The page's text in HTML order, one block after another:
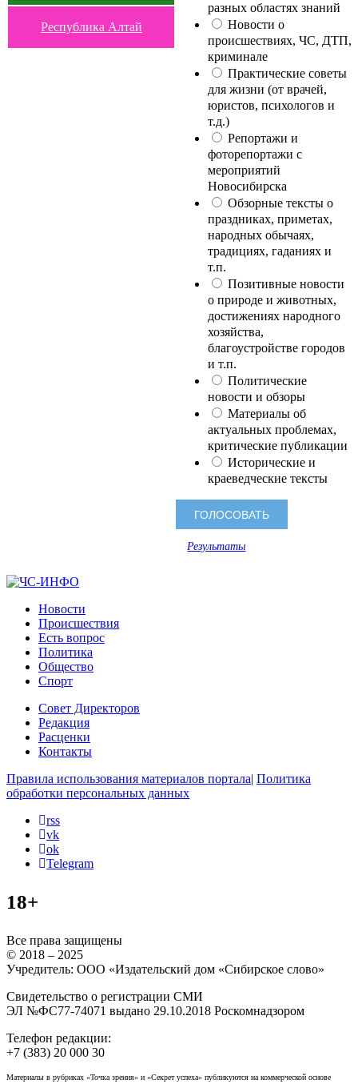
Республика Алтай
разных областях знаний
Новости о
происшествиях, ЧС, ДТП,
криминале
Практические советы
для жизни (от врачей,
юристов, психологов и
т.д.)
Репортажи и
фоторепортажи с
мероприятий
Новосибирска
Обзорные тексты о
праздниках, приметах,
народных обычаях,
традициях, гаданиях и
т.п.
Позитивные новости
о природе и животных,
достижениях народного
хозяйства,
благоустройстве городов
и т.п.
Политические
новости и обзоры
Материалы об
актуальных проблемах,
критические публикации
Исторические и
краеведческие тексты
Результаты
Новости
Происшествия
Есть вопрос
Политика
Общество
Спорт
Совет Директоров
Редакция
Расценки
Контакты
Правила использования материалов портала| Политика
обработки персональных данных
rss
vk
ok
Telegram
18+
Все права защищены
© 2018 – 2025
Учредитель: ООО «Издательский дом «Сибирское слово»
Свидетельство о регистрации СМИ
ЭЛ №ФС77-74071 выдано 29.10.2018 Роскомнадзором
Телефон редакции:
+7 (383) 20 000 30
Материалы в рубриках «Точка зрения» и «Секрет успеха» публикуются на коммерческой основе